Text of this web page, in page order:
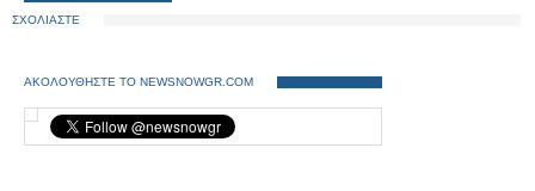
ΣΧΟΛΙΑΣΤΕ
ΑΚΟΛΟΥΘΗΣΤΕ ΤΟ NEWSNOWGR.COM